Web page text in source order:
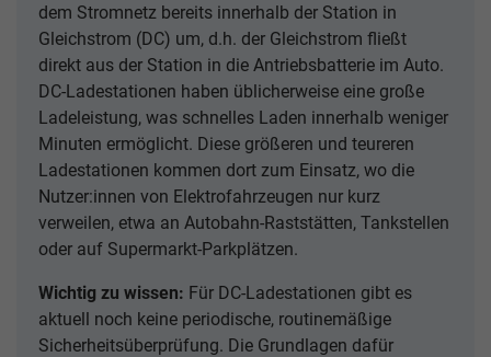
dem Stromnetz bereits innerhalb der Station in
Gleichstrom (DC) um, d.h. der Gleichstrom fließt
direkt aus der Station in die Antriebsbatterie im Auto.
DC-Ladestationen haben üblicherweise eine große
Ladeleistung, was schnelles Laden innerhalb weniger
Minuten ermöglicht. Diese größeren und teureren
Ladestationen kommen dort zum Einsatz, wo die
Nutzer:innen von Elektrofahrzeugen nur kurz
verweilen, etwa an Autobahn-Raststätten, Tankstellen
oder auf Supermarkt-Parkplätzen.
Wichtig zu wissen: Für DC-Ladestationen gibt es
aktuell noch keine periodische, routinemäßige
Sicherheitsüberprüfung. Die Grundlagen dafür